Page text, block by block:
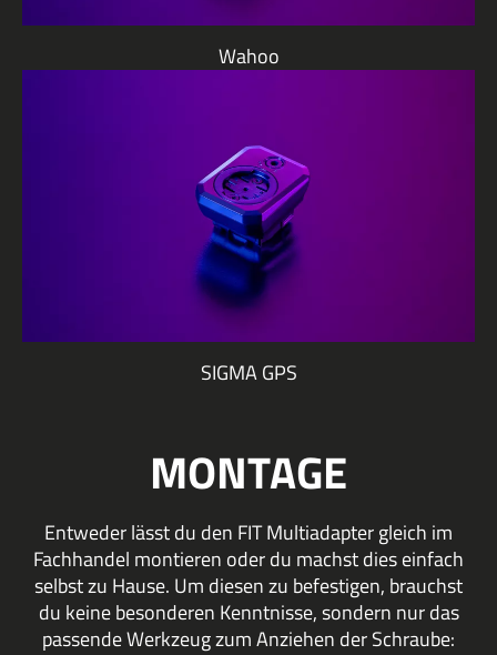
Wahoo
SIGMA GPS
MONTAGE
Entweder lässt du den FIT Multiadapter gleich im
Fachhandel montieren oder du machst dies einfach
selbst zu Hause. Um diesen zu befestigen, brauchst
du keine besonderen Kenntnisse, sondern nur das
passende Werkzeug zum Anziehen der Schraube: